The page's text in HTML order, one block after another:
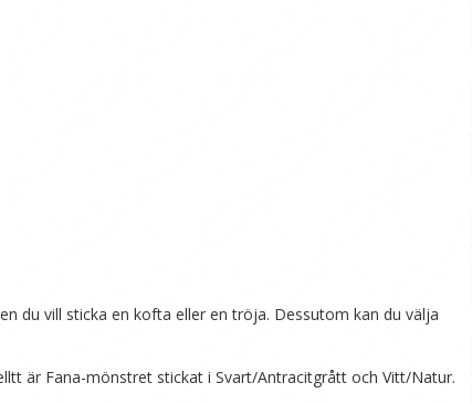
du vill sticka en kofta eller en tröja. Dessutom kan du välja
är Fana-mönstret stickat i Svart/Antracitgrått och Vitt/Natur.